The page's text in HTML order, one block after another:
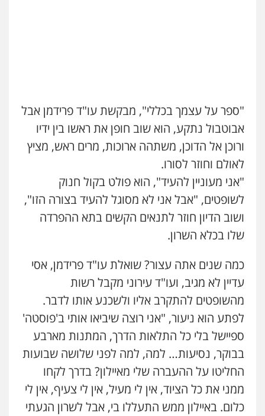
פלילי פשיעה חמורה צווארון לבן תעבורה
0505537656
חנא בולוס – משרד עורכי דין
פלילי פשיעה חמורה צווארון לבן נזיקין
0546661544
עו"ד קובי בן שעיה
פלילי
0524040052
עו"ד אורי רינצקי
פלילי כלכלי ניהול משפטים
0506216813
עו"ד אייל אוחיון
פלילי עורכי דין לענייני אסירים מעצרים
וחקירות
0523602602
"ספר על עצמך בכללי", מבקשת עו"ד פרידמן אבל
אבוטבול נתקע, הוא שוב חופן את ראשו בין ידיו
ורוכן אל הדוכן, משתהה ארוכות, מרים ראש, מציץ
לאולם וחוזר לסורו.
"אני מעוניין להעיד", הוא פולט בקול חנוק
לשופטים, "אבל אני לא מסוגל להעיד בצורה הזו",
ושוב הדיון חוזר לתנאים הקשים בתא ההפרדה
שלו בכלא השרון.
כמה שנים אתה עצור? שואלת עו"ד פרידמן, אסי
עדיין לא מגיב, ועו"ד עירוני מקבל רשות
מהשופטים להתקרב אליו ולשכנע אותו לדבר.
לפתע הוא ניעור, "אני רוצה שיביאו אותי ב'פוסטה'
ספיישל בלי כל התלאות הדרך, המתנות מארבע
בבוקר, נסיעות… למה, למה לפני שלושה שבועות
החליטו על ההעברה שלי מאיילון? בדרך לקחו
ממני את כל הציוד, אין לי מעיל, אין לי צעיף, אין לי
כלום. באיילון ממש התעללו בי, אבל לשרון הגעתי